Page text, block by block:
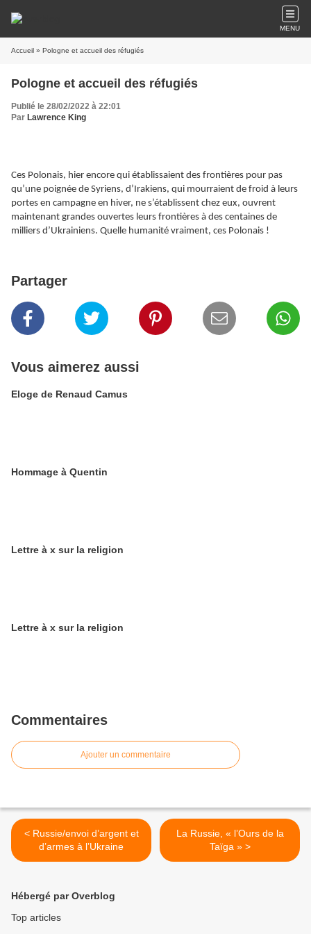
MENU
Accueil » Pologne et accueil des réfugiés
Pologne et accueil des réfugiés
Publié le 28/02/2022 à 22:01
Par Lawrence King
Ces Polonais, hier encore qui établissaient des frontières pour pas
qu’une poignée de Syriens, d’Irakiens, qui mourraient de froid à leurs
portes en campagne en hiver, ne s’établissent chez eux, ouvrent
maintenant grandes ouvertes leurs frontières à des centaines de
milliers d’Ukrainiens. Quelle humanité vraiment, ces Polonais !
Partager
Vous aimerez aussi
Eloge de Renaud Camus
Hommage à Quentin
Lettre à x sur la religion
Lettre à x sur la religion
Commentaires
Ajouter un commentaire
< Russie/envoi d’argent et
d’armes à l’Ukraine
La Russie, « l’Ours de la
Taïga » >
Hébergé par Overblog
Top articles